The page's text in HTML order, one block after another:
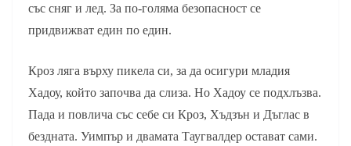
със сняг и лед. За по-голяма безопасност се
придвижват един по един.
Кроз ляга върху пикела си, за да осигури младия
Хадоу, който започва да слиза. Но Хадоу се подхлъзва.
Пада и повлича със себе си Кроз, Хъдзън и Дъглас в
бездната. Уимпър и двамата Таугвалдер остават сами.